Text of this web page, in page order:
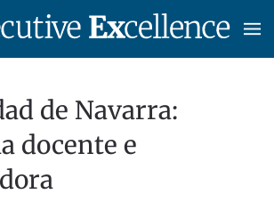
de Navarra:
docente e